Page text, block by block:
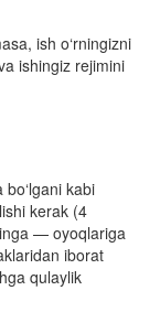
ish o‘rningizni
ishingiz rejimini
bo‘lgani kabi
kerak (4
— oyoqlariga
iborat
qulaylik